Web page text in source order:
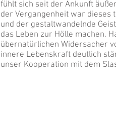
fühlt sich seit der Ankunft
der Vergangenheit war dieses
und der gestaltwandelnde
das Leben zur Hölle machen.
übernatürlichen Widersacher
innere Lebenskraft deutlich
unser Kooperation mit dem